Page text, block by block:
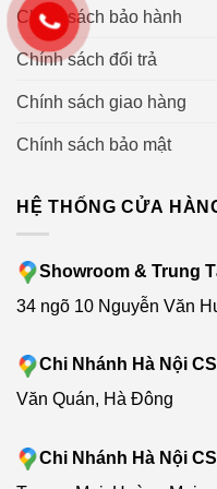
sẽ bị mắc tóc, lông thú
Chổi cạnh cũng cực dễ
tua vít.
Hộp bụi lớn cùng
Chính sách bảo hành
Chính sách đổi trả
Chính sách giao hàng
Chính sách bảo mật
HỆ THỐNG CỬA
Showroom & Trung
34 ngõ 10 Nguyễn Văn
Chi Nhánh Hà Nội
Văn Quán, Hà Đông
Chi Nhánh Hà Nội